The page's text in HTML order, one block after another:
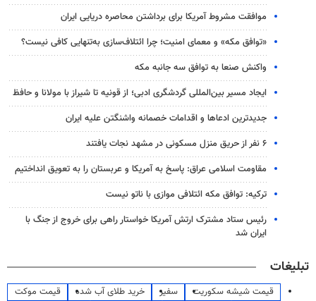
موافقت مشروط آمریکا برای برداشتن محاصره دریایی ایران
«توافق مکه» و معمای امنیت؛ چرا ائتلاف‌سازی به‌تنهایی کافی نیست؟
واکنش صنعا به توافق سه جانبه مکه
ایجاد مسیر بین‌المللی گردشگری ادبی؛ از قونیه تا شیراز با مولانا و حافظ
جدیدترین ادعاها و اقدامات خصمانه واشنگتن علیه ایران
۶ نفر از حریق منزل مسکونی در مشهد نجات یافتند
مقاومت اسلامی عراق: پاسخ به آمریکا و عربستان را به تعویق انداختیم
ترکیه: توافق مکه ائتلافی موازی با ناتو نیست
رئیس ستاد مشترک ارتش آمریکا خواستار راهی برای خروج از جنگ با
ایران شد
تبلیغات
قیمت شیشه سکوریت سفیر خرید طلای آب شده
قیمت موکت